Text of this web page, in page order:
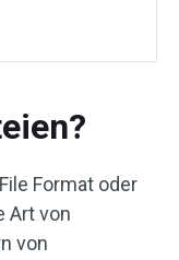
Format oder
Art von
von